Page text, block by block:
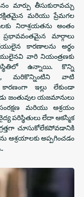
మార్పు తీసుకురావచ్చు
మరియు ప్రేమగల
నిరాశ్రయతను అంతం
మార్గాలు
కారణాలను అర్థం
వారి నియంత్రణకు
ఉన్నాయి. కొన్ని
మరికొన్నింటిని వాటి
ఇల్లు లేకుండా
జంతువుల యజమానులు
మరియు ఆశ్రయం
పరిస్థితులు లేదా ఆకస్మిక
చూసుకోలేకపోవడానికి
ఆశ్రయాలకు అప్పగించడం